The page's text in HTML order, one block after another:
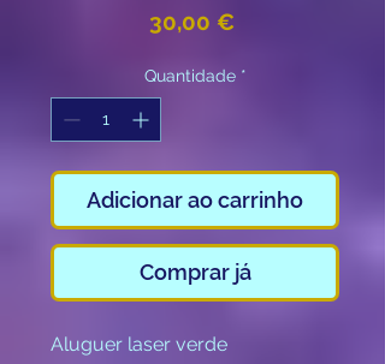
30,00 €
Quantidade *
Adicionar ao carrinho
Comprar já
Aluguer laser verde